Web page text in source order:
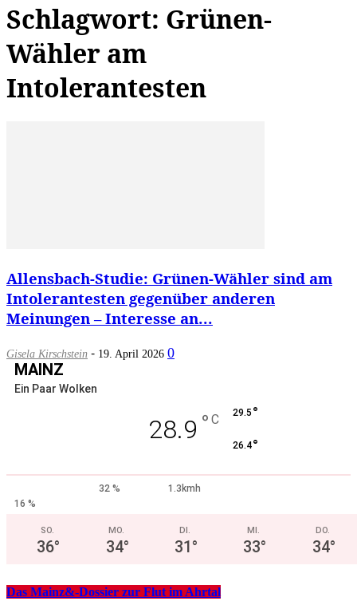
Schlagwort: Grünen-
Wähler am
Intolerantesten
Allensbach-Studie: Grünen-Wähler sind am
Intolerantesten gegenüber anderen
Meinungen – Interesse an...
Gisela Kirschstein - 19. April 2026 0
MAINZ
Ein Paar Wolken
28.9 ° C 29.5 °
26.4°
32 %
1.3kmh
16 %
SO.
36°
MO.
34°
DI.
31°
MI.
33°
DO.
34°
Das Mainz&-Dossier zur Flut im Ahrtal